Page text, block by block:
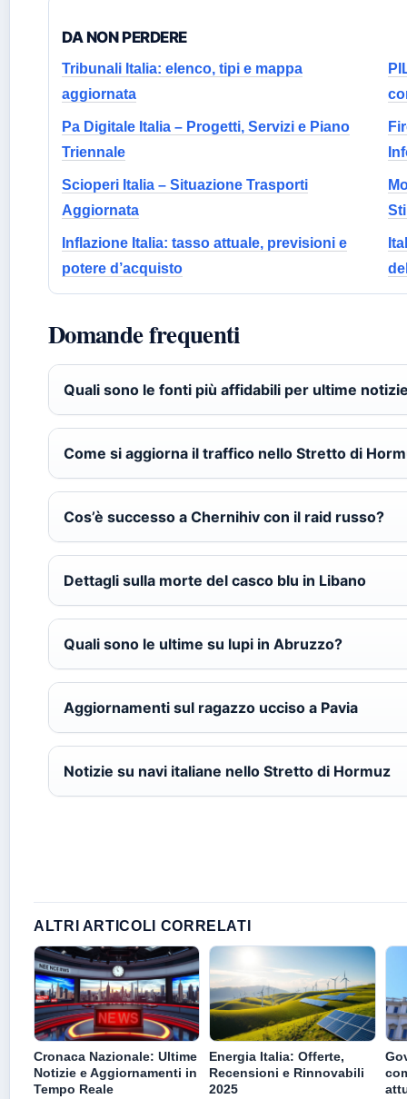
DA NON PERDERE
Tribunali Italia: elenco, tipi e mappa
aggiornata
Pa Digitale Italia – Progetti, Servizi e Piano
Triennale
Scioperi Italia – Situazione Trasporti
Aggiornata
Inflazione Italia: tasso attuale, previsioni e
potere d’acquisto
Domande frequenti
Quali sono le fonti più affidabili per ultime
Come si aggiorna il traffico nello Stretto di
Cos’è successo a Chernihiv con il raid russo?
Dettagli sulla morte del casco blu in Libano
Quali sono le ultime su lupi in Abruzzo?
Aggiornamenti sul ragazzo ucciso a Pavia
Notizie su navi italiane nello Stretto di Hormuz
ALTRI ARTICOLI CORRELATI
Cronaca Nazionale: Ultime
Notizie e Aggiornamenti in
Tempo Reale
Energia Italia: Offerte,
Recensioni e Rinnovabili
2025